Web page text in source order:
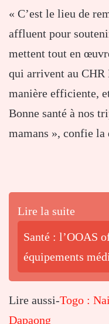
« C’est le lieu de
affluent pour
mettent tout en
qui arrivent au CHR
manière efficiente,
Bonne santé à nos
mamans », confie
Lire la suite
Santé : l’OOAS
équipements
Lire aussi-Togo :
Dapaong